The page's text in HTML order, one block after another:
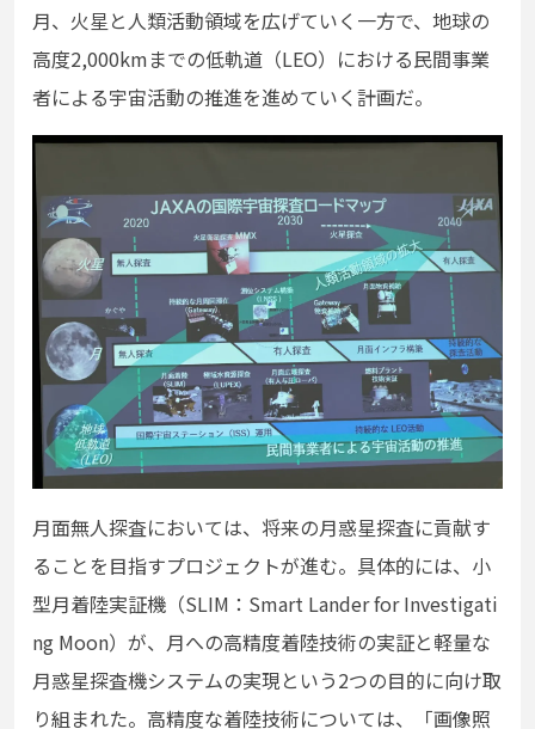
月、火星と人類活動領域を広げていく一方で、地球の
高度2,000kmまでの低軌道（LEO）における民間事業
者による宇宙活動の推進を進めていく計画だ。
月面無人探査においては、将来の月惑星探査に貢献す
ることを目指すプロジェクトが進む。具体的には、小
型月着陸実証機（SLIM：Smart Lander for Investigati
ng Moon）が、月への高精度着陸技術の実証と軽量な
月惑星探査機システムの実現という2つの目的に向け取
り組まれた。高精度な着陸技術については、「画像照